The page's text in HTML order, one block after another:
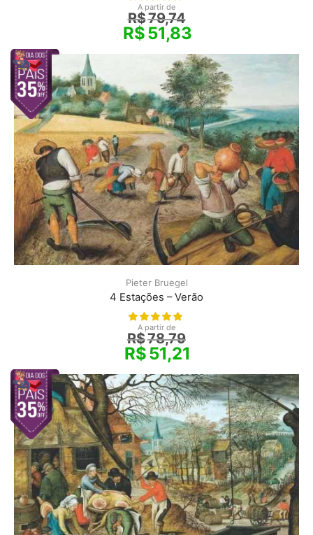
A partir de
R$79,74
R$51,83
Pieter Bruegel
4 Estações – Verão
A partir de
R$78,79
R$51,21